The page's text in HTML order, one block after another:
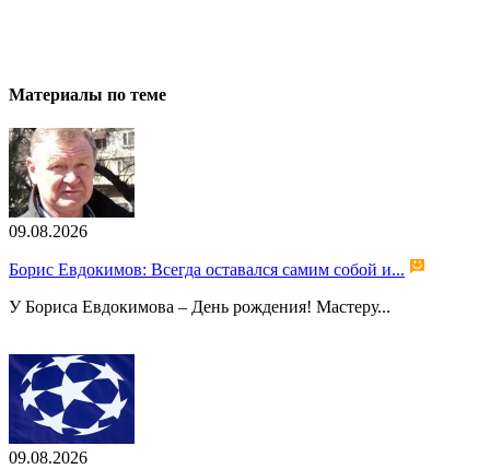
Материалы по теме
09.08.2026
Борис Евдокимов: Всегда оставался самим собой и...
У Бориса Евдокимова – День рождения! Мастеру...
09.08.2026